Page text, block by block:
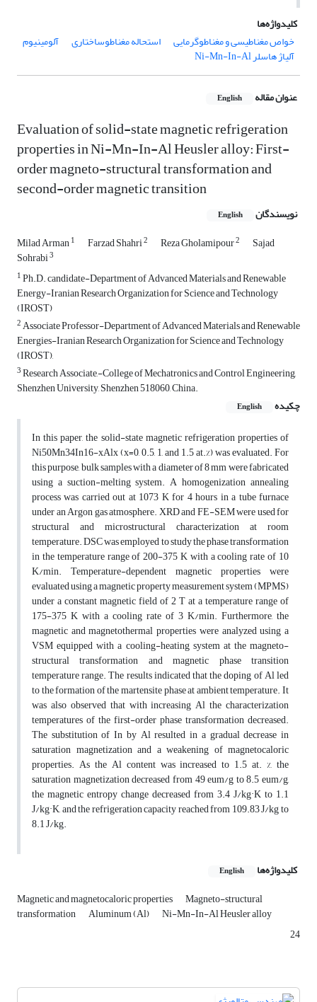
کلیدواژه‌ها
خواص مغناطیسی و مغناطوگرمایی
استحاله مغناطوساختاری آلومینیوم
آلیاژ هاسلر Ni-Mn-In-Al
عنوان مقاله English
Evaluation of solid-state magnetic refrigeration
properties in Ni-Mn-In-Al Heusler alloy: First-
order magneto-structural transformation and
second-order magnetic transition
نویسندگان English
Milad Arman1 Farzad Shahri2 Reza Gholamipour2 Sajad
Sohrabi3
1Ph.D. candidate-Department of Advanced Materials and Renewable
Energy-Iranian Research Organization for Science and Technology
(IROST)
2Associate Professor-Department of Advanced Materials and Renewable
Energies-Iranian Research Organization for Science and Technology
(IROST),
3Research Associate,-College of Mechatronics and Control Engineering,
Shenzhen University, Shenzhen 518060, China.
چکیده
English
In this paper, the solid-state magnetic refrigeration properties of
Ni50Mn34In16-xAlx (x=0, 0.5, 1, and 1.5 at.%) was evaluated. For
this purpose, bulk samples with a diameter of 8 mm were fabricated
using a suction-melting system. A homogenization annealing
process was carried out at 1073 K for 4 hours in a tube furnace
under an Argon gas atmosphere. XRD and FE-SEM were used for
structural and microstructural characterization at room
temperature. DSC was employed to study the phase transformation
in the temperature range of 200-375 K with a cooling rate of 10
K/min. Temperature-dependent magnetic properties were
evaluated using a magnetic property measurement system (MPMS)
under a constant magnetic field of 2 T at a temperature range of
175-375 K with a cooling rate of 3 K/min. Furthermore, the
magnetic and magnetothermal properties were analyzed using a
VSM equipped with a cooling-heating system at the magneto-
structural transformation and magnetic phase transition
temperature range. The results indicated that the doping of Al led
to the formation of the martensite phase at ambient temperature. It
was also observed that with increasing Al the characterization
temperatures of the first-order phase transformation decreased.
The substitution of In by Al resulted in a gradual decrease in
saturation magnetization and a weakening of magnetocaloric
properties. As the Al content was increased to 1.5 at. %, the
saturation magnetization decreased from 49 eum/g to 8.5 eum/g,
the magnetic entropy change decreased from 3.4 J/kg·K to 1.1
J/kg·K, and the refrigeration capacity reached from 109.83 J/kg to
8.1 J/kg.
کلیدواژه‌ها English
Magnetic and magnetocaloric properties Magneto-structural
transformation Aluminum (Al)
Ni-Mn-In-Al Heusler alloy
24